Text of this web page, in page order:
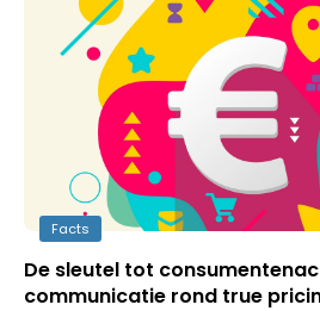
Facts
De sleutel tot
communicatie rond true